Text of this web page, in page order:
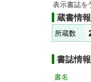
表示書誌を
蔵書情報
所蔵数
書誌情
書名